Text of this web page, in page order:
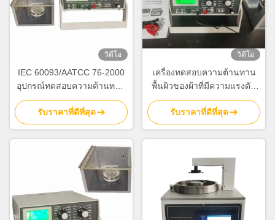
วิดีโอ
IEC 60093/AATCC 76-2000
อุปกรณ์ทดสอบความต้านทาน
ของผิวไฟฟ้าของผ้า
รับราคาที่ดีที่สุด
วิดีโอ
เครื่องทดสอบความต้านทาน
พื้นผิวของผ้าที่มีความแรงดัน
วัด DC100V และวัดความ
ต้านทาน 2 × 1014Ω สําหรับ
ความสอดคล้องกับ EN 1149-
1/ EN 1149-2/ AATCC 76/ BS
รับราคาที่ดีที่สุด